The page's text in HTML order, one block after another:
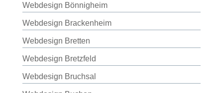
Webdesign Bönnigheim
Webdesign Brackenheim
Webdesign Bretten
Webdesign Bretzfeld
Webdesign Bruchsal